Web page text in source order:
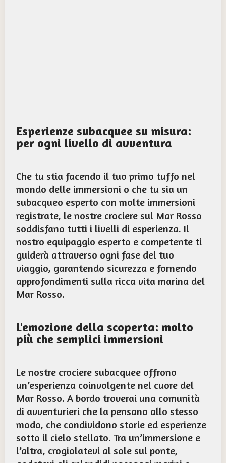
Esperienze subacquee su misura:
per ogni livello di avventura
Che tu stia facendo il tuo primo tuffo nel
mondo delle immersioni o che tu sia un
subacqueo esperto con molte immersioni
registrate, le nostre crociere sul Mar Rosso
soddisfano tutti i livelli di esperienza. Il
nostro equipaggio esperto e competente ti
guiderà attraverso ogni fase del tuo
viaggio, garantendo sicurezza e fornendo
approfondimenti sulla ricca vita marina del
Mar Rosso.
L'emozione della scoperta: molto
più che semplici immersioni
Le nostre crociere subacquee offrono
un’esperienza coinvolgente nel cuore del
Mar Rosso. A bordo troverai una comunità
di avventurieri che la pensano allo stesso
modo, che condividono storie ed esperienze
sotto il cielo stellato. Tra un’immersione e
l’altra, crogiolatevi al sole sul ponte,